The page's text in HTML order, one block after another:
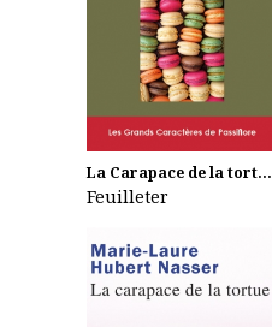
La Carapace de la tort...
Feuilleter